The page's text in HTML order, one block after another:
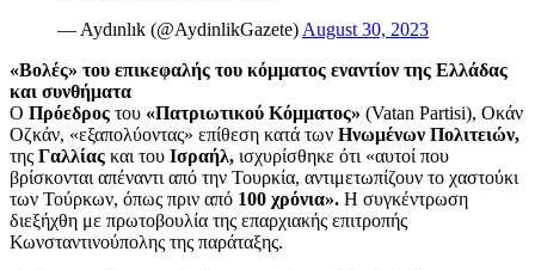
— Aydınlık (@AydinlikGazete) August 30, 2023
«Βολές» του επικεφαλής του κόμματος εναντίον της Ελλάδας
και συνθήματα
Ο Πρόεδρος του «Πατριωτικού Κόμματος» (Vatan Partisi), Οκάν
Οζκάν, «εξαπολύοντας» επίθεση κατά των Ηνωμένων Πολιτειών,
της Γαλλίας και του Ισραήλ, ισχυρίσθηκε ότι «αυτοί που
βρίσκονται απέναντι από την Τουρκία, αντιμετωπίζουν το χαστούκι
των Τούρκων, όπως πριν από 100 χρόνια». Η συγκέντρωση
διεξήχθη με πρωτοβουλία της επαρχιακής επιτροπής
Κωνσταντινούπολης της παράταξης.